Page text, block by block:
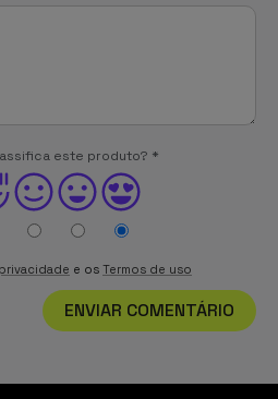
este produto? *
e os Termos de uso
ENVIAR COMENTÁRIO